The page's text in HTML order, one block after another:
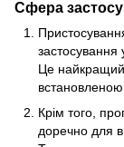
Сфера
застосування
Це найкращий
Крім того,
доречно для